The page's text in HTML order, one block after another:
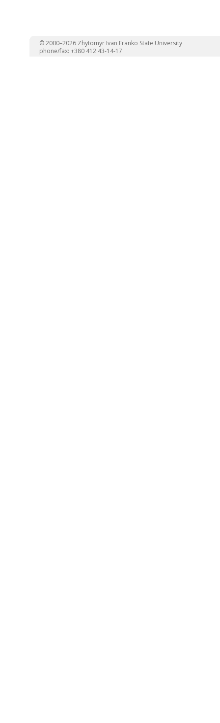
© 2000–2026 Zhytomyr Ivan Franko State University
phone/fax: +380 412 43-14-17